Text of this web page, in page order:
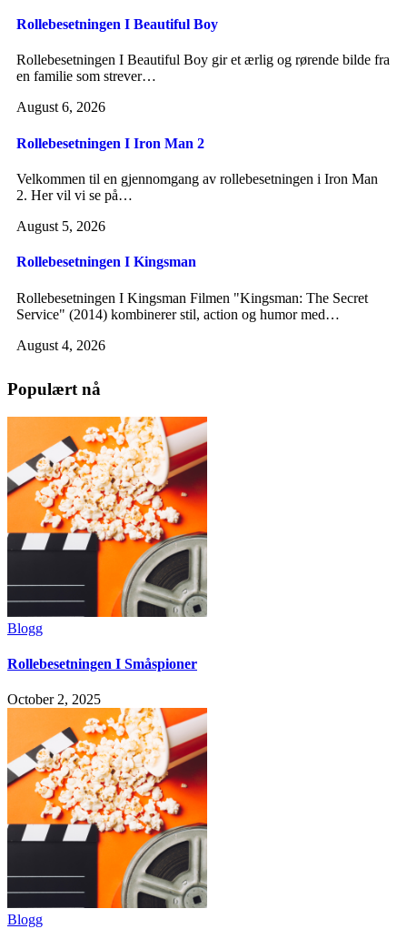
Rollebesetningen I Beautiful Boy
Rollebesetningen I Beautiful Boy gir et ærlig og rørende bilde fra
en familie som strever…
August 6, 2026
Rollebesetningen I Iron Man 2
Velkommen til en gjennomgang av rollebesetningen i Iron Man
2. Her vil vi se på…
August 5, 2026
Rollebesetningen I Kingsman
Rollebesetningen I Kingsman Filmen "Kingsman: The Secret
Service" (2014) kombinerer stil, action og humor med…
August 4, 2026
Populært nå
Blogg
Rollebesetningen I Småspioner
October 2, 2025
Blogg